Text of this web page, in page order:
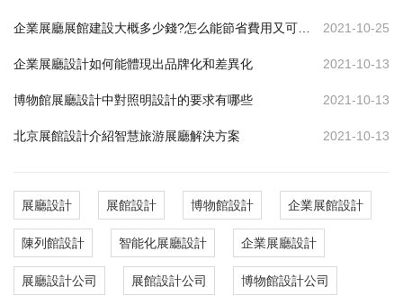
2021-10-25
企業展廳設計如何能體現出品牌化和差異化 2021-10-13
博物館展廳設計中對照明設計的要求有哪些 2021-10-13
北京展館設計介紹智慧旅游展廳解決方案 2021-10-13
展廳設計 展館設計 博物館設計 企業展館設計
陳列館設計 智能化展廳設計 企業展廳設計
展廳設計公司 展館設計公司 博物館設計公司